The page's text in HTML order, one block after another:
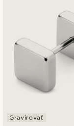
Gravírovať